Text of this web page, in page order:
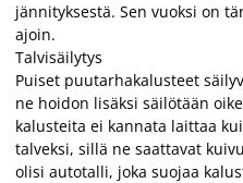
jännityksestä. Sen vuoksi on
ajoin.
Talvisäilytys
Puiset puutarhakalusteet
ne hoidon lisäksi säilötään
kalusteita ei kannata laittaa
talveksi, sillä ne saattavat
olisi autotalli, joka suojaa